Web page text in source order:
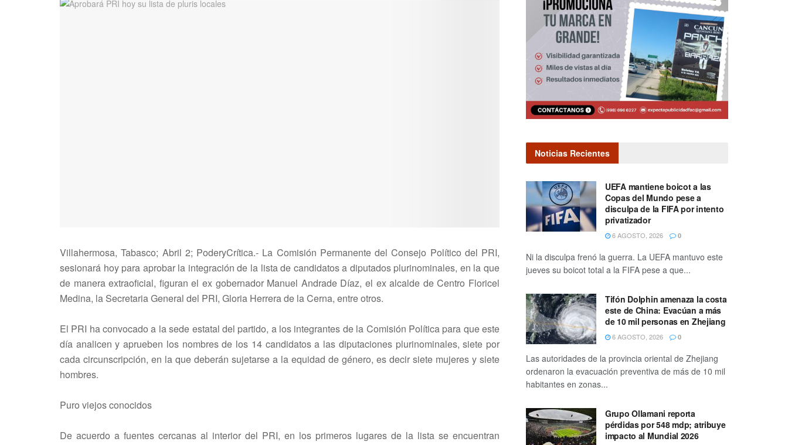
Villahermosa, Tabasco; Abril 2; PoderyCrítica.- La Comisión Permanente del Consejo Político del PRI,
sesionará hoy para aprobar la integración de la lista de candidatos a diputados plurinominales, en la que
de manera extraoficial, figuran el ex gobernador Manuel Andrade Díaz, el ex alcalde de Centro Floricel
Medina, la Secretaria General del PRI, Gloria Herrera de la Cerna, entre otros.
El PRI ha convocado a la sede estatal del partido, a los integrantes de la Comisión Política para que este
día analicen y aprueben los nombres de los 14 candidatos a las diputaciones plurinominales, siete por
cada circunscripción, en la que deberán sujetarse a la equidad de género, es decir siete mujeres y siete
hombres.
Puro viejos conocidos
De acuerdo a fuentes cercanas al interior del PRI, en los primeros lugares de la lista se encuentran
Noticias Recientes
UEFA mantiene boicot a las
Copas del Mundo pese a
disculpa de la FIFA por intento
privatizador
6 AGOSTO, 2026 0
Ni la disculpa frenó la guerra. La UEFA mantuvo este
jueves su boicot total a la FIFA pese a que...
Tifón Dolphin amenaza la costa
este de China: Evacúan a más
de 10 mil personas en Zhejiang
6 AGOSTO, 2026 0
Las autoridades de la provincia oriental de Zhejiang
ordenaron la evacuación preventiva de más de 10 mil
habitantes en zonas...
Grupo Ollamani reporta
pérdidas por 548 mdp; atribuye
impacto al Mundial 2026